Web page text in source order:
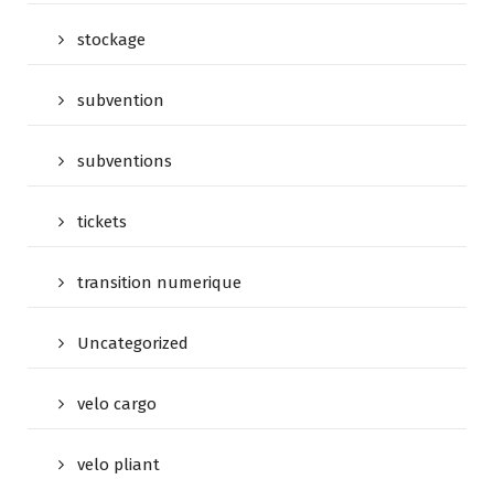
stockage
subvention
subventions
tickets
transition numerique
Uncategorized
velo cargo
velo pliant